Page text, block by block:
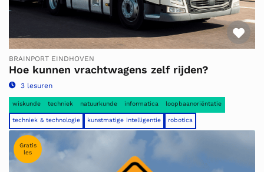
BRAINPORT EINDHOVEN
Hoe kunnen vrachtwagens zelf rijden?
3 lesuren
wiskunde techniek natuurkunde informatica loopbaanoriëntatie
techniek & technologie kunstmatige intelligentie robotica
Gratis
les